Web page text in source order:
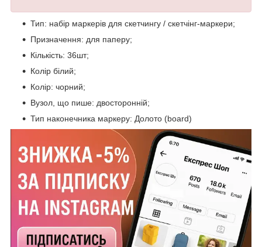
Тип: набір маркерів для скетчингу / скетчінг-маркери;
Призначення: для паперу;
Кількість: 36шт;
Колір білий;
Колір: чорний;
Вузол, що пише: двосторонній;
Тип наконечника маркеру: Долото (board)